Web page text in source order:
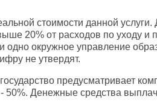
стоимости данной услуги.
20% от расходов по уходу и
одно окружное управление
не утвердят.
предусматривает
50%. Денежные средства